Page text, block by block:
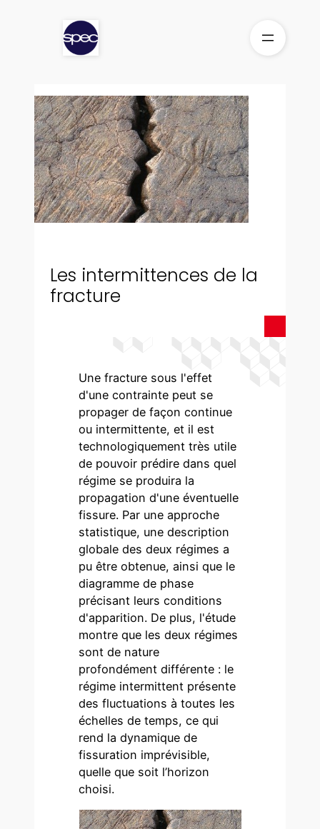
Les intermittences de la
fracture
Une fracture sous l'effet
d'une contrainte peut se
propager de façon continue
ou intermittente, et il est
technologiquement très utile
de pouvoir prédire dans quel
régime se produira la
propagation d'une éventuelle
fissure. Par une approche
statistique, une description
globale des deux régimes a
pu être obtenue, ainsi que le
diagramme de phase
précisant leurs conditions
d'apparition. De plus, l'étude
montre que les deux régimes
sont de nature
profondément différente : le
régime intermittent présente
des fluctuations à toutes les
échelles de temps, ce qui
rend la dynamique de
fissuration imprévisible,
quelle que soit l’horizon
choisi.